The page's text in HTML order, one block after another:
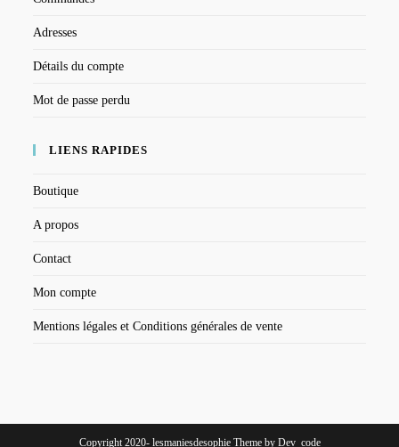
Adresses
Détails du compte
Mot de passe perdu
LIENS RAPIDES
Boutique
A propos
Contact
Mon compte
Mentions légales et Conditions générales de vente
Copyright 2020- lesmaniesdesophie Theme by Dev_code